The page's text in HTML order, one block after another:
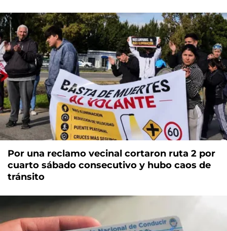
Por una reclamo vecinal cortaron ruta 2 por
cuarto sábado consecutivo y hubo caos de
tránsito